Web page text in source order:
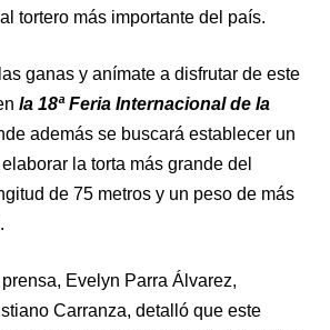
tortero más importante del país.
ganas y anímate a disfrutar de este
la 18ª Feria Internacional de la
además se buscará establecer un
la torta más grande del
de 75 metros y un peso de más
Evelyn Parra Álvarez,
Carranza, detalló que este